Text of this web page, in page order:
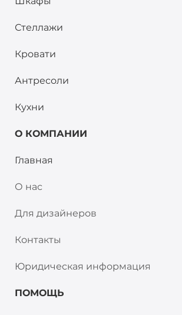
Стеллажи
Кровати
Антресоли
Кухни
О КОМПАНИИ
Главная
О нас
Для дизайнеров
Контакты
Юридическая информация
ПОМОЩЬ